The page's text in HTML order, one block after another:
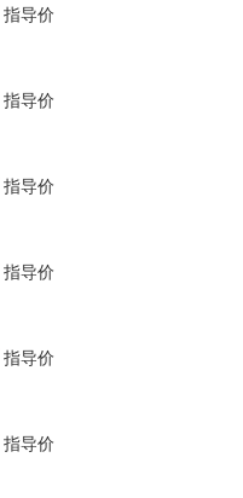
指导价
指导价
指导价
指导价
指导价
指导价